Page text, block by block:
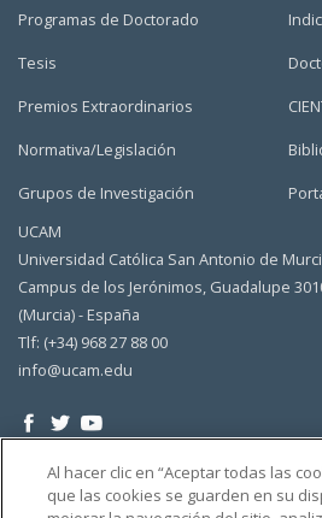
Programas de Doctorado
Tesis
Premios Extraordinarios
Normativa/Legislación
Grupos de Investigación
UCAM
Universidad Católica San Antonio de
Campus de los Jerónimos, Guadalupe
(Murcia) - España
Tlf: (+34) 968 27 88 00
info@ucam.edu
Al hacer clic en “Aceptar todas las
que las cookies se guarden en su